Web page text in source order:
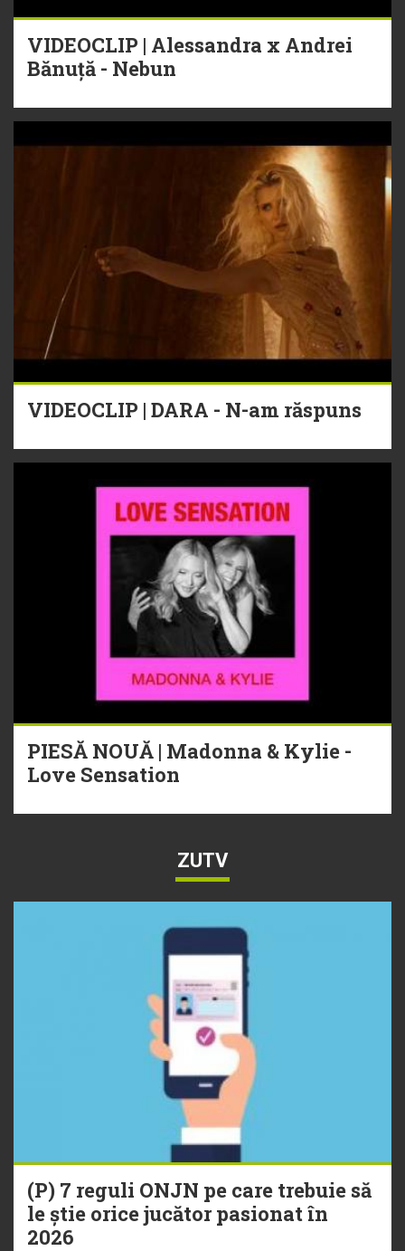
VIDEOCLIP | Alessandra x Andrei
Bănuță - Nebun
VIDEOCLIP | DARA - N-am răspuns
PIESĂ NOUĂ | Madonna & Kylie -
Love Sensation
ZUTV
(P) 7 reguli ONJN pe care trebuie să
le știe orice jucător pasionat în
2026